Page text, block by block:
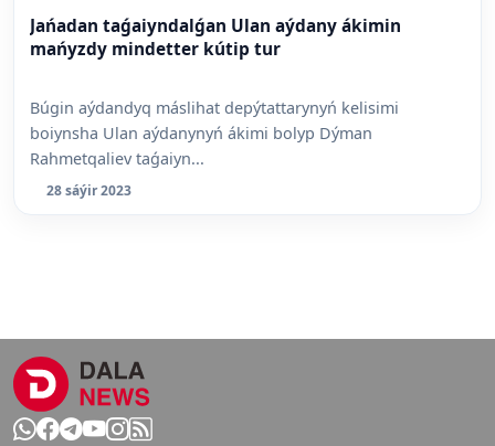
Jańadan taǵaiyndalǵan Ulan aýdany ákimin
mańyzdy mindetter kútip tur
Búgin aýdandyq máslihat depýtattarynyń kelisimi
boiynsha Ulan aýdanynyń ákimi bolyp Dýman
Rahmetqaliev taǵaiyn...
28 sáýir 2023